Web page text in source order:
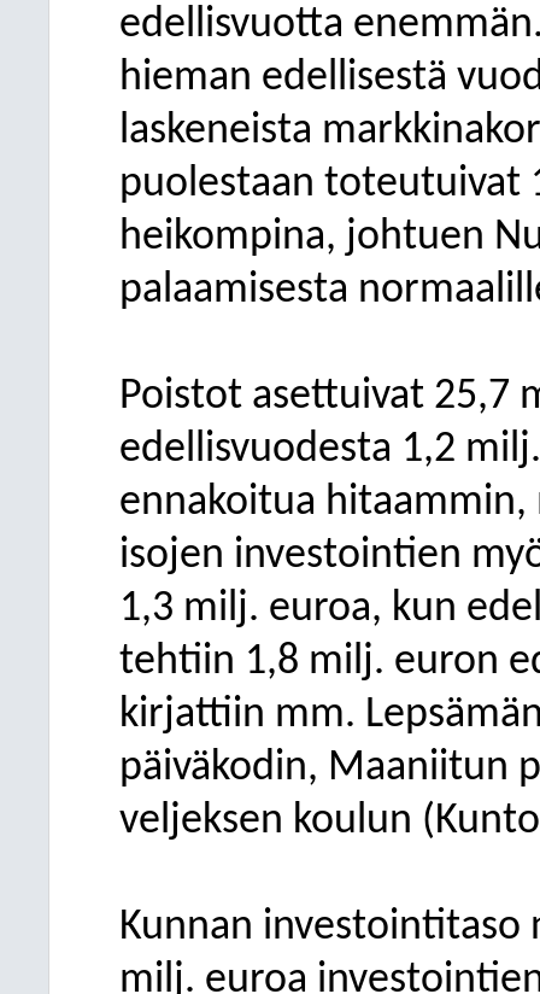
edellisvuotta
hieman edellisestä
laskeneista
puolestaan toteutuivat
heikompina, johtuen
palaamisesta
Poistot asettuivat 25,7
edellisvuodesta 1,2
ennakoitua hitaammin,
isojen investointien
1,3 milj. euroa, kun
tehtiin 1,8 milj. euron
kirjattiin mm.
päiväkodin, Maaniitun
veljeksen koulun
Kunnan investointitaso
milj. euroa